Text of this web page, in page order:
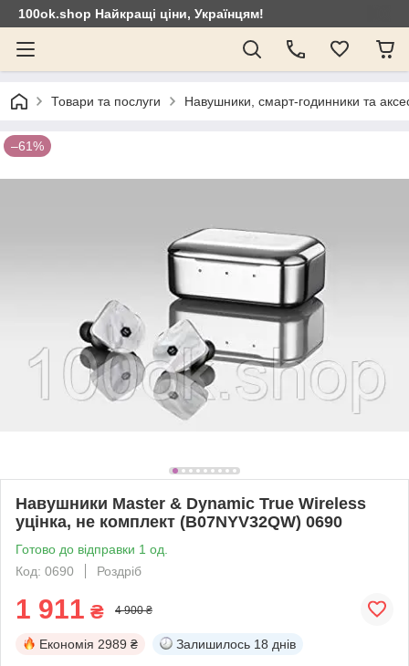
100ok.shop Найкращі ціни, Українцям!
Товари та послуги Навушники, смарт-годинники та
–61%
Навушники Master & Dynamic True Wireless
уцінка, не комплект (B07NYV32QW) 0690
Готово до відправки 1 од.
Код: 0690
Роздріб
1 911 ₴ 4 900 ₴
Економія 2989 ₴ Залишилось 18 днів